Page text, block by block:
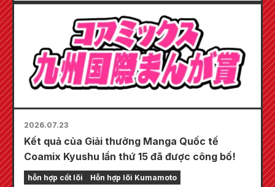
7!!
2026.07.23
Kết quả của Giải thưởng Manga Quốc tế
Coamix Kyushu lần thứ 15 đã được công bố!
hỗn hợp cốt lõi Hỗn hợp lõi Kumamoto